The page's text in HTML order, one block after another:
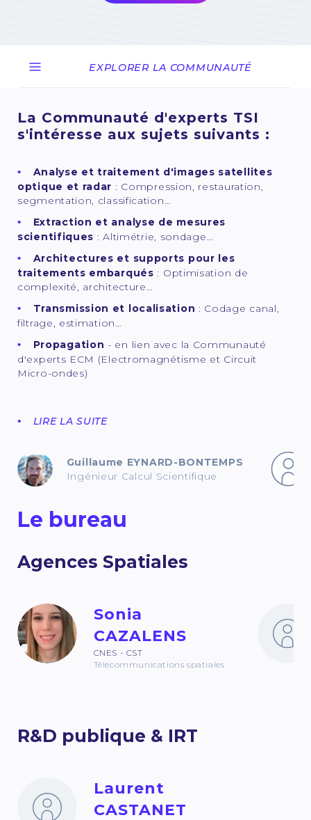
EXPLORER LA COMMUNAUTÉ
La Communauté d'experts TSI
s'intéresse aux sujets suivants :
Analyse et traitement d'images satellites
optique et radar : Compression, restauration,
segmentation, classification…
Extraction et analyse de mesures
scientifiques : Altimétrie, sondage…
Architectures et supports pour les
traitements embarqués : Optimisation de
complexité, architecture…
Transmission et localisation : Codage canal,
filtrage, estimation…
Propagation - en lien avec la Communauté
d'experts ECM (Electromagnétisme et Circuit
Micro-ondes)
LIRE LA SUITE
Guillaume EYNARD-BONTEMPS
Ingénieur Calcul Scientifique
Le bureau
Agences Spatiales
Sonia
CAZALENS
CNES - CST
Télécommunications spatiales
R&D publique & IRT
Laurent
CASTANET